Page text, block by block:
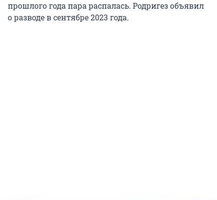
прошлого года пара распалась. Родригез объявил
о разводе в сентябре 2023 года.